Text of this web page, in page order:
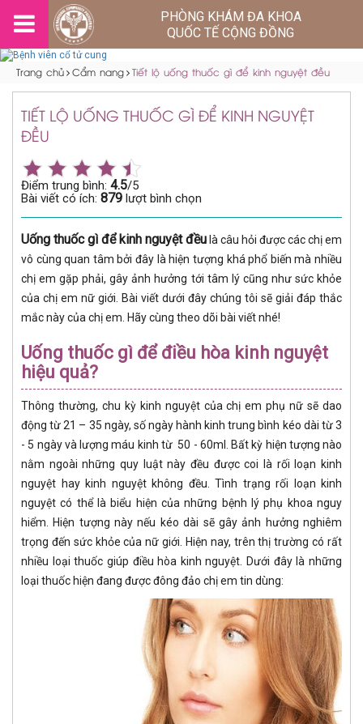
PHÒNG KHÁM ĐA KHOA
QUỐC TẾ CỘNG ĐỒNG
Trang chủ Cẩm nang Tiết lộ uống thuốc gì để kinh nguyệt đều
TIẾT LỘ UỐNG THUỐC GÌ ĐỂ KINH NGUYỆT
ĐỀU
Điểm trung bình: 4.5/5
Bài viết có ích: 879 lượt bình chọn
Uống thuốc gì để kinh nguyệt đều là câu hỏi được các chị em
vô cùng quan tâm bởi đây là hiện tượng khá phổ biến mà nhiều
chị em gặp phải, gây ảnh hưởng tới tâm lý cũng như sức khỏe
của chị em nữ giới. Bài viết dưới đây chúng tôi sẽ giải đáp thắc
mắc này của chị em. Hãy cùng theo dõi bài viết nhé!
Uống thuốc gì để điều hòa kinh nguyệt
hiệu quả?
Thông thường, chu kỳ kinh nguyệt của chị em phụ nữ sẽ dao
động từ 21 – 35 ngày, số ngày hành kinh trung bình kéo dài từ 3
- 5 ngày và lượng máu kinh từ 50 - 60ml. Bất kỳ hiện tượng nào
nằm ngoài những quy luật này đều được coi là rối loạn kinh
nguyệt hay kinh nguyệt không đều. Tình trạng rối loạn kinh
nguyệt có thể là biểu hiện của những bệnh lý phụ khoa nguy
hiểm. Hiện tượng này nếu kéo dài sẽ gây ảnh hưởng nghiêm
trọng đến sức khỏe của nữ giới. Hiện nay, trên thị trường có rất
nhiều loại thuốc giúp điều hòa kinh nguyệt. Dưới đây là những
loại thuốc hiện đang được đông đảo chị em tin dùng: